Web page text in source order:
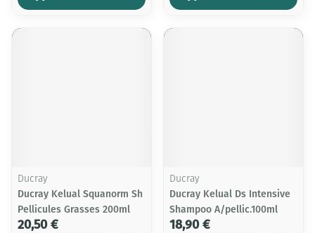
Ducray
Ducray Kelual Squanorm Sh
Pellicules Grasses 200ml
20,50 €
Ducray
Ducray Kelual Ds Intensive
Shampoo A/pellic.100ml
18,90 €